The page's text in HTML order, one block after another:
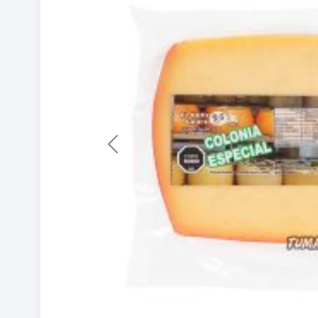
Previous